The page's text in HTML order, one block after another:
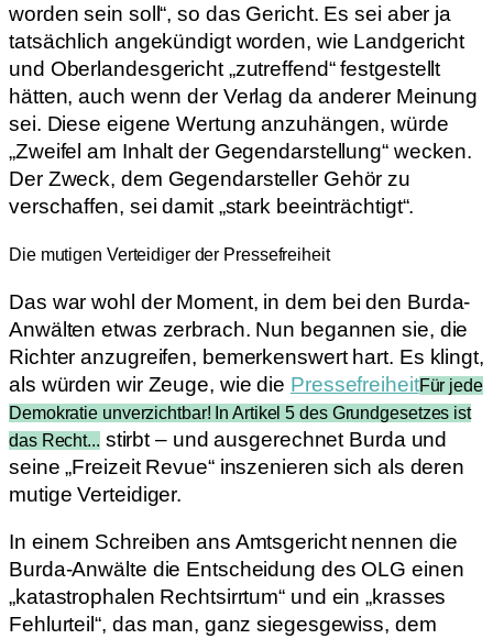
worden sein soll“, so das Gericht. Es sei aber ja
tatsächlich angekündigt worden, wie Landgericht
und Oberlandesgericht „zutreffend“ festgestellt
hätten, auch wenn der Verlag da anderer Meinung
sei. Diese eigene Wertung anzuhängen, würde
„Zweifel am Inhalt der Gegendarstellung“ wecken.
Der Zweck, dem Gegendarsteller Gehör zu
verschaffen, sei damit „stark beeinträchtigt“.
Die mutigen Verteidiger der Pressefreiheit
Das war wohl der Moment, in dem bei den Burda-
Anwälten etwas zerbrach. Nun begannen sie, die
Richter anzugreifen, bemerkenswert hart. Es klingt,
als würden wir Zeuge, wie die PressefreiheitFür jede
Demokratie unverzichtbar! In Artikel 5 des Grundgesetzes ist
das Recht...stirbt – und ausgerechnet Burda und
seine „Freizeit Revue“ inszenieren sich als deren
mutige Verteidiger.
In einem Schreiben ans Amtsgericht nennen die
Burda-Anwälte die Entscheidung des OLG einen
„katastrophalen Rechtsirrtum“ und ein „krasses
Fehlurteil“, das man, ganz siegesgewiss, dem